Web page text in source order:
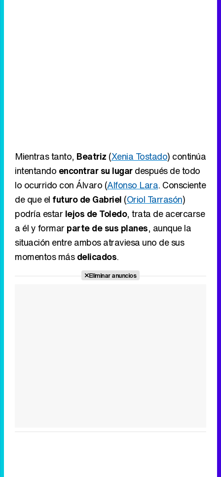
Mientras tanto, Beatriz (Xenia Tostado) continúa
intentando encontrar su lugardespués de todo
lo ocurrido con Álvaro (Alfonso Lara. Consciente
de que el futuro de Gabriel (Oriol Tarrasón)
podría estar lejos de Toledo, trata de acercarse
a él y formar parte de sus planes, aunque la
situación entre ambos atraviesa uno de sus
momentos másdelicados.
Eliminar anuncios